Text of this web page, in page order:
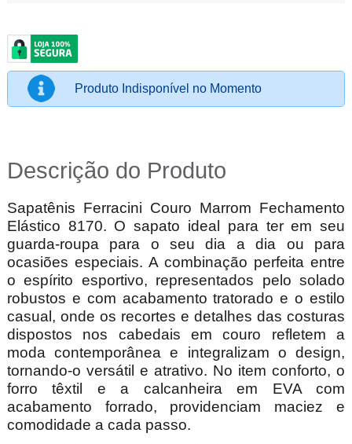
Produto Indisponível no Momento
Descrição do Produto
Sapatênis Ferracini Couro Marrom Fechamento
Elástico 8170. O sapato ideal para ter em seu
guarda-roupa para o seu dia a dia ou para
ocasiões especiais. A combinação perfeita entre
o espírito esportivo, representados pelo solado
robustos e com acabamento tratorado e o estilo
casual, onde os recortes e detalhes das costuras
dispostos nos cabedais em couro refletem a
moda contemporânea e integralizam o design,
tornando-o versátil e atrativo. No item conforto, o
forro têxtil e a calcanheira em EVA com
acabamento forrado, providenciam maciez e
comodidade a cada passo.